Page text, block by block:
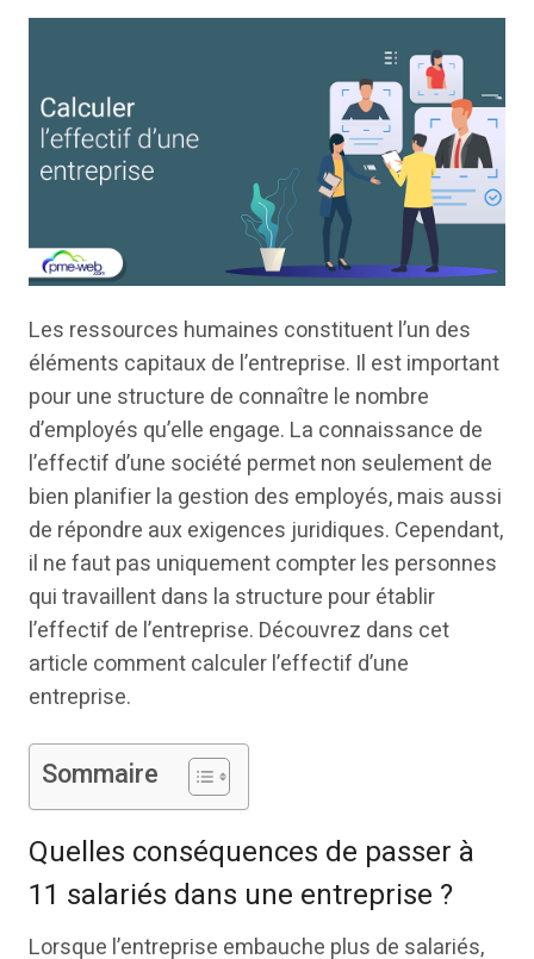
Les ressources humaines constituent l’un des
éléments capitaux de l’entreprise. Il est important
pour une structure de connaître le nombre
d’employés qu’elle engage. La connaissance de
l’effectif d’une société permet non seulement de
bien planifier la gestion des employés, mais aussi
de répondre aux exigences juridiques. Cependant,
il ne faut pas uniquement compter les personnes
qui travaillent dans la structure pour établir
l’effectif de l’entreprise. Découvrez dans cet
article comment calculer l’effectif d’une
entreprise.
Sommaire
Quelles conséquences de passer à
11 salariés dans une entreprise ?
Lorsque l’entreprise embauche plus de salariés,